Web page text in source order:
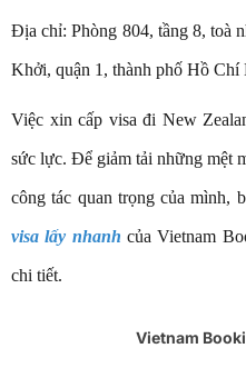
Địa chỉ: Phòng 804, tầng 8, toà
Khởi, quận 1, thành phố Hồ Chí
Việc xin cấp visa đi New
sức lực. Để giảm tải những mệt
công tác quan trọng của mình,
visa lấy nhanh của Vietnam
chi tiết.
Vietnam